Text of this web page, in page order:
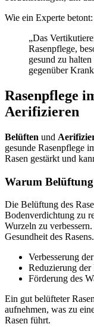
Wie ein Experte betont:
„Das
Rasenpflege,
gesund zu
gegenüber
Rasenpflege
Aerifizieren
Belüften und
gesunde Rasenpflege
Rasen gestärkt und
Warum
Die Belüftung des
Bodenverdichtung zu
Wurzeln zu
Gesundheit des Rasens.
Verbesserung
Reduzierung
Förderung des
Ein gut belüfteter
aufnehmen, was zu
Rasen führt.